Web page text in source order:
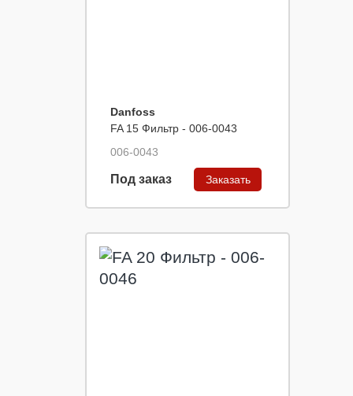
Danfoss
FA 15 Фильтр - 006-0043
006-0043
Под заказ Заказать